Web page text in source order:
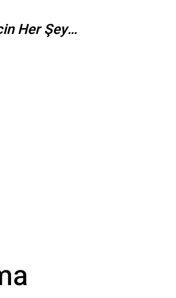
Her Şey…